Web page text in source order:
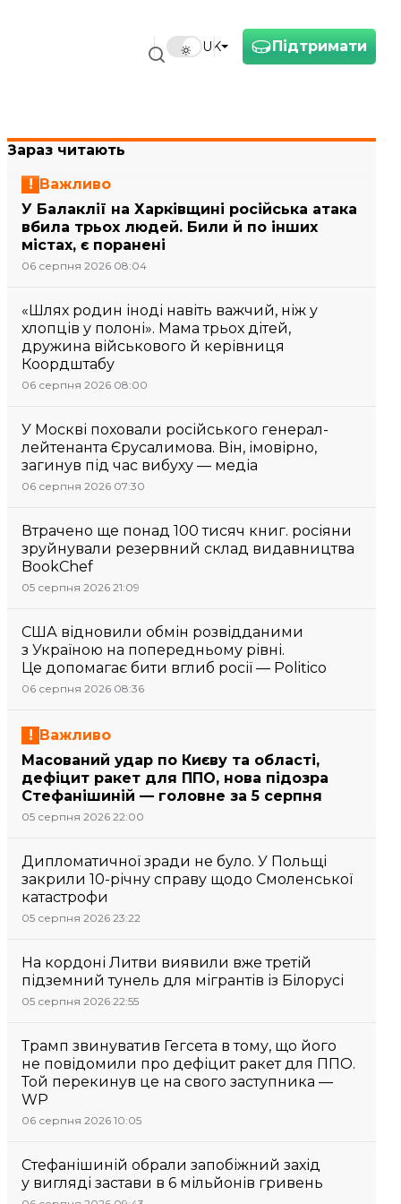
Підтримати
UK
Зараз читають
Важливо
У Балаклії на Харківщині російська атака
вбила трьох людей. Били й по інших
містах, є поранені
06 серпня 2026 08:04
«Шлях родин іноді навіть важчий, ніж у
хлопців у полоні». Мама трьох дітей,
дружина військового й керівниця
Коордштабу
06 серпня 2026 08:00
У Москві поховали російського генерал-
лейтенанта Єрусалимова. Він, імовірно,
загинув під час вибуху — медіа
06 серпня 2026 07:30
Втрачено ще понад 100 тисяч книг. росіяни
зруйнували резервний склад видавництва
BookChef
05 серпня 2026 21:09
США відновили обмін розвідданими
з Україною на попередньому рівні.
Це допомагає бити вглиб росії — Politico
06 серпня 2026 08:36
Важливо
Масований удар по Києву та області,
дефіцит ракет для ППО, нова підозра
Стефанішиній — головне за 5 серпня
05 серпня 2026 22:00
Дипломатичної зради не було. У Польщі
закрили 10-річну справу щодо Смоленської
катастрофи
05 серпня 2026 23:22
На кордоні Литви виявили вже третій
підземний тунель для мігрантів із Білорусі
05 серпня 2026 22:55
Трамп звинуватив Гегсета в тому, що його
не повідомили про дефіцит ракет для ППО.
Той перекинув це на свого заступника —
WP
06 серпня 2026 10:05
Стефанішиній обрали запобіжний захід
у вигляді застави в 6 мільйонів гривень